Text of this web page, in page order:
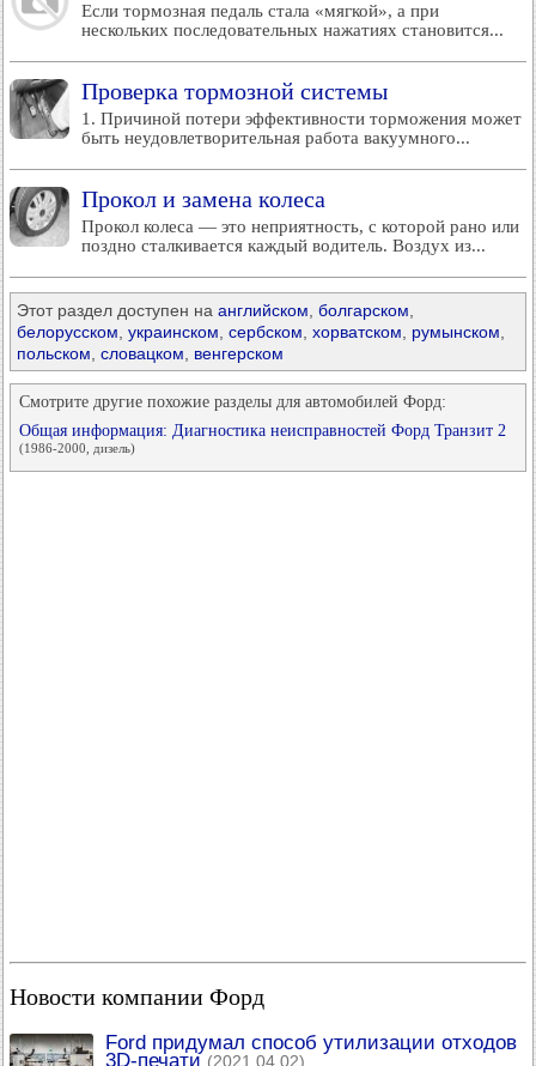
Если тормозная педаль стала «мягкой», а при
нескольких последовательных нажатиях становится...
Проверка тормозной системы
1. Причиной потери эффективности торможения может
быть неудовлетворительная работа вакуумного...
Прокол и замена колеса
Прокол колеса — это неприятность, с которой рано или
поздно сталкивается каждый водитель. Воздух из...
Этот раздел доступен на английском болгарском
белорусском украинском сербском хорватском румынском
польском словацком венгерском
Смотрите другие похожие разделы для автомобилей Форд:
Общая информация: Диагностика неисправностей Форд Транзит 2
(1986-2000, дизель)
Новости компании Форд
Ford придумал способ утилизации отходов
3D-печати (2021.04.02)